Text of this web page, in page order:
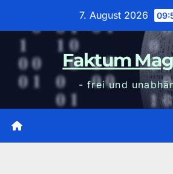
7. August 2026
Faktum
- frei und